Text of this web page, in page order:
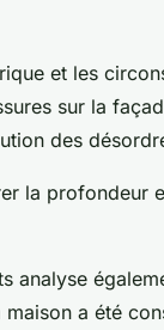
et les
sur la
des
la profondeur
analyse
a été